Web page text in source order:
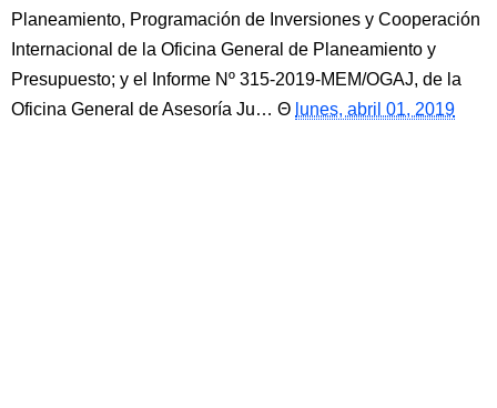
Planeamiento, Programación de Inversiones y Cooperación
Internacional de la Oficina General de Planeamiento y
Presupuesto; y el Informe Nº 315-2019-MEM/OGAJ, de la
Oficina General de Asesoría Ju…
lunes, abril 01, 2019